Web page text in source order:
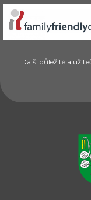
Další důležité a